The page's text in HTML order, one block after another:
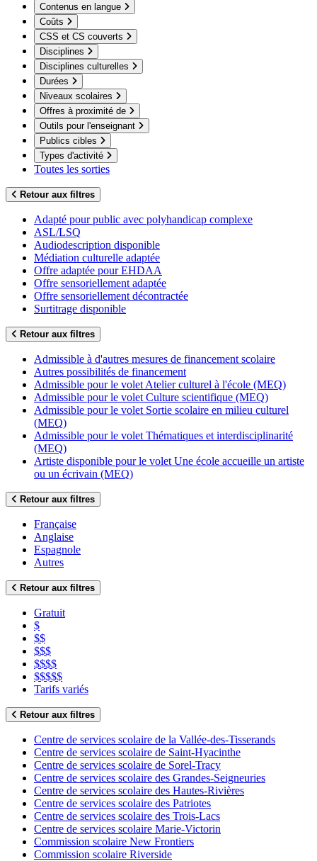
Contenus en langue
Coûts
CSS et CS couverts
Disciplines
Disciplines culturelles
Durées
Niveaux scolaires
Offres à proximité de
Outils pour l'enseignant
Publics cibles
Types d'activité
Toutes les sorties
Retour aux filtres
Adapté pour public avec polyhandicap complexe
ASL/LSQ
Audiodescription disponible
Médiation culturelle adaptée
Offre adaptée pour EHDAA
Offre sensoriellement adaptée
Offre sensoriellement décontractée
Surtitrage disponible
Retour aux filtres
Admissible à d'autres mesures de financement scolaire
Autres possibilités de financement
Admissible pour le volet Atelier culturel à l'école (MEQ)
Admissible pour le volet Culture scientifique (MEQ)
Admissible pour le volet Sortie scolaire en milieu culturel
(MEQ)
Admissible pour le volet Thématiques et interdisciplinarité
(MEQ)
Artiste disponible pour le volet Une école accueille un artiste
ou un écrivain (MEQ)
Retour aux filtres
Française
Anglaise
Espagnole
Autres
Retour aux filtres
Gratuit
$
$$
$$$
$$$$
$$$$$
Tarifs variés
Retour aux filtres
Centre de services scolaire de la Vallée-des-Tisserands
Centre de services scolaire de Saint-Hyacinthe
Centre de services scolaire de Sorel-Tracy
Centre de services scolaire des Grandes-Seigneuries
Centre de services scolaire des Hautes-Rivières
Centre de services scolaire des Patriotes
Centre de services scolaire des Trois-Lacs
Centre de services scolaire Marie-Victorin
Commission scolaire New Frontiers
Commission scolaire Riverside